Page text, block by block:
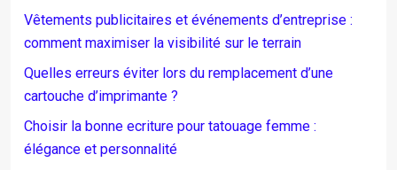
Vêtements publicitaires et événements d’entreprise :
comment maximiser la visibilité sur le terrain
Quelles erreurs éviter lors du remplacement d’une
cartouche d’imprimante ?
Choisir la bonne ecriture pour tatouage femme :
élégance et personnalité